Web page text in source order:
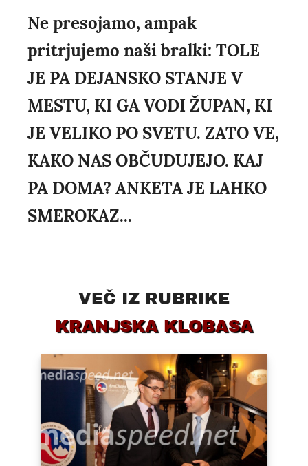
Ne presojamo, ampak
pritrjujemo naši bralki: TOLE
JE PA DEJANSKO STANJE V
MESTU, KI GA VODI ŽUPAN, KI
JE VELIKO PO SVETU. ZATO VE,
KAKO NAS OBČUDUJEJO. KAJ
PA DOMA? ANKETA JE LAHKO
SMEROKAZ...
VEČ IZ RUBRIKE
KRANJSKA KLOBASA